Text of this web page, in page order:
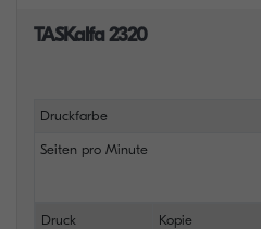
TASKalfa 2320
Druckfarbe
Seiten pro Minute
Druck Kopie